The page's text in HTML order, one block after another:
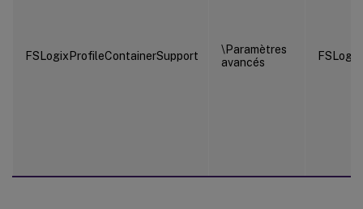
FSLogixProfileContainerSupport
\Paramètres
avancés